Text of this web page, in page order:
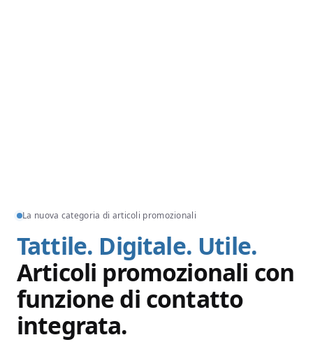
La nuova categoria di articoli promozionali
Tattile. Digitale. Utile.
Articoli promozionali con
funzione di contatto
integrata.